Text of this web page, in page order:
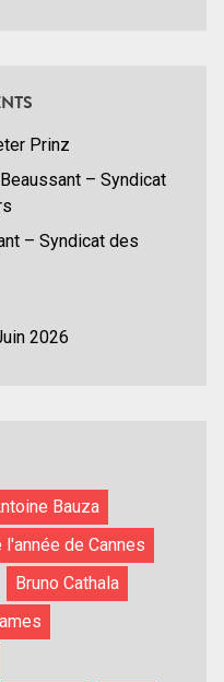
Prinz
– Syndicat
– Syndicat des
2026
Bauza
de Cannes
Bruno Cathala